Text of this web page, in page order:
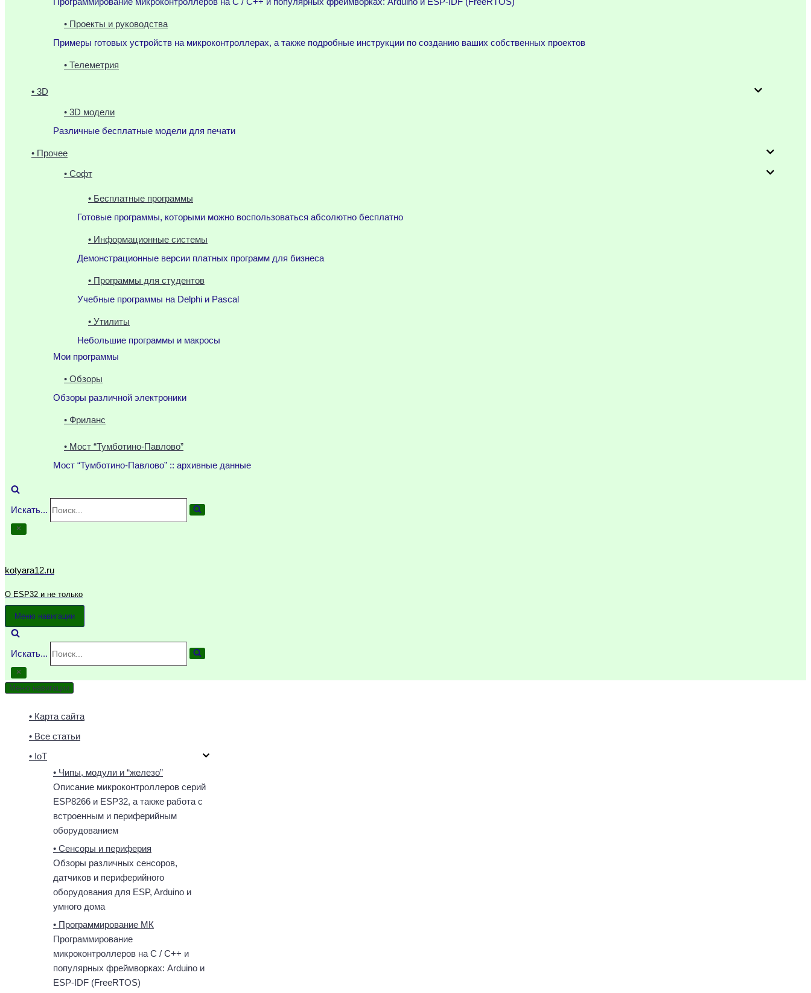
• Проекты и руководства
Примеры готовых устройств на микроконтроллерах, а также подробные инструкции по созданию ваших собственных проектов
• Телеметрия
• 3D
• 3D модели
Различные бесплатные модели для печати
• Прочее
• Софт
• Бесплатные программы
Готовые программы, которыми можно воспользоваться абсолютно бесплатно
• Информационные системы
Демонстрационные версии платных программ для бизнеса
• Программы для студентов
Учебные программы на Delphi и Pascal
• Утилиты
Небольшие программы и макросы
Мои программы
• Обзоры
Обзоры различной электроники
• Фриланс
• Мост “Тумботино-Павлово”
Мост “Тумботино-Павлово” :: архивные данные
Искать...
kotyara12.ru
О ESP32 и не только
Меню навигации
Искать...
Меню навигации
• Карта сайта
• Все статьи
• IoT
• Чипы, модули и “железо”
Описание микроконтроллеров серий
ESP8266 и ESP32, а также работа с
встроенным и периферийным
оборудованием
• Сенсоры и периферия
Обзоры различных сенсоров,
датчиков и периферийного
оборудования для ESP, Arduino и
умного дома
• Программирование МК
Программирование
микроконтроллеров на C / C++ и
популярных фреймворках: Arduino и
ESP-IDF (FreeRTOS)